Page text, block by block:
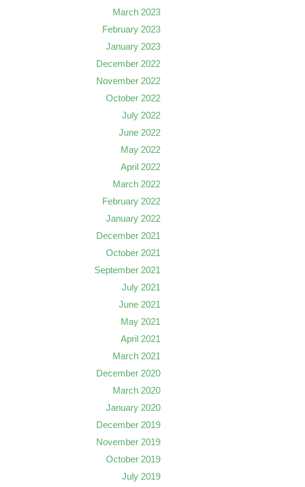
March 2023
February 2023
January 2023
December 2022
November 2022
October 2022
July 2022
June 2022
May 2022
April 2022
March 2022
February 2022
January 2022
December 2021
October 2021
September 2021
July 2021
June 2021
May 2021
April 2021
March 2021
December 2020
March 2020
January 2020
December 2019
November 2019
October 2019
July 2019